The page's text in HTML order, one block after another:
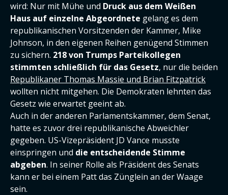
wird: Nur mit Mühe und Druck aus dem Weißen
Haus auf einzelne Abgeordnete gelang es dem
republikanischen Vorsitzenden der Kammer, Mike
Johnson, in den eigenen Reihen genügend Stimmen
zu sichern. 218 von Trumps Parteikollegen
stimmten schließlich für das Gesetz, nur die beiden
Republikaner Thomas Massie und Brian Fitzpatrick
wollten nicht mitgehen. Die Demokraten lehnten das
Gesetz wie erwartet geeint ab.
Auch in der anderen Parlamentskammer, dem Senat,
hatte es zuvor drei republikanische Abweichler
gegeben. US-Vizepräsident JD Vance musste
einspringen und die entscheidende Stimme
abgeben. In seiner Rolle als Präsident des Senats
kann er bei einem Patt das Zünglein an der Waage
sein.